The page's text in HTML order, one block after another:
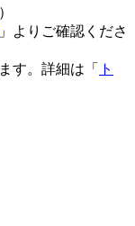
」よりご確認くださ
す。詳細は「
ト